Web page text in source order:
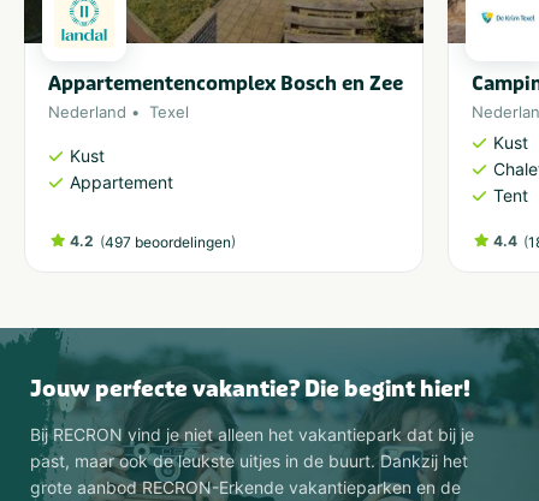
Appartementencomplex Bosch en Zee
Nederland Texel
Kust
Appartement
4.2 (497 beoordelingen)
Kust
Tent
4.4 (
Jouw perfecte vakantie? Die begint hier!
Bij RECRON vind je niet alleen het vakantiepark dat bij je
past, maar ook de leukste uitjes in de buurt. Dankzij het
grote aanbod RECRON-Erkende vakantieparken en de